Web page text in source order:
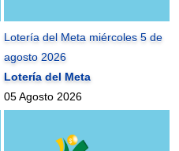
Lotería del Meta miércoles 5 de
agosto 2026
Lotería del Meta
05 Agosto 2026